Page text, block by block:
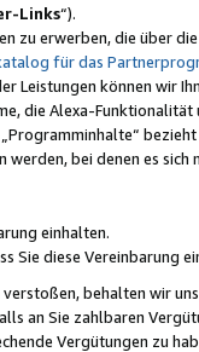
Links“).
zu erwerben, die über
für das
können wir
die Alexa-
bei denen es sich
einhalten.
Sie diese Vereinbarung
behalten wir
an Sie zahlbaren
Vergütungen zu